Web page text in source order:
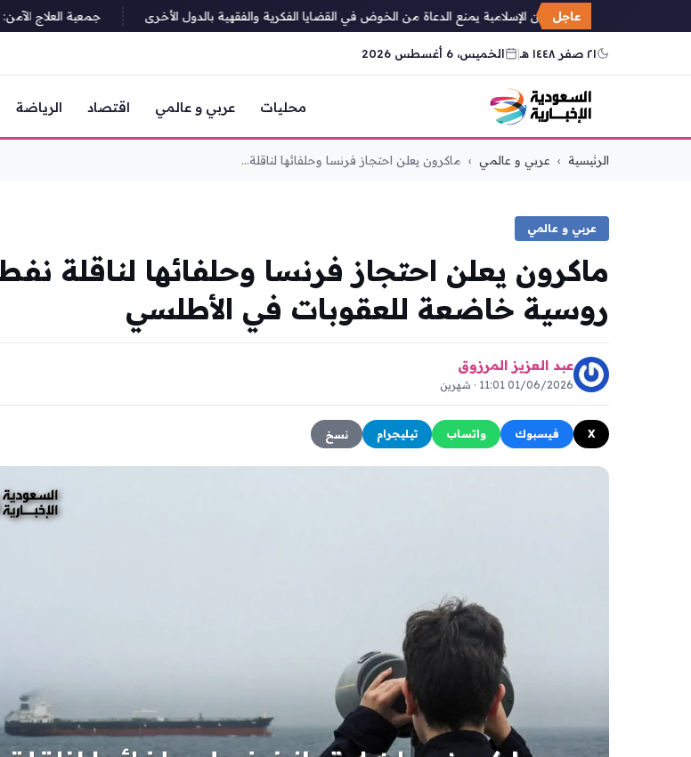
عاجل
وزير الشؤون الإسلامية يمنع الدعاة من الخوض في القضايا الفكرية والفقهية بالدول الأخرى جمعية العلاج الآمن: 30.6 مليون ريال لعلاج المرضى و99.30% في تقييم الحوكمة
٢١ صفر ١٤٤٨ هـ | الخميس، 6 أغسطس 2026
محليات عربي و عالمي اقتصاد الرياضة
الرئيسية › عربي و عالمي › ماكرون يعلن احتجاز فرنسا وحلفائها لناقلة...
عربي و عالمي
ماكرون يعلن احتجاز فرنسا وحلفائها لناقلة
روسية خاضعة للعقوبات في الأطلسي
عبد العزيز المرزوق
01/06/2026 11:01 · شهرين
X فيسبوك واتساب تيليجرام نسخ